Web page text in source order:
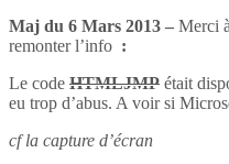
Maj du 6 Mars 2013 – Merci à
remonter l’info :
Le code HTMLJMP était
eu trop d’abus. A voir si
cf la capture d’écran